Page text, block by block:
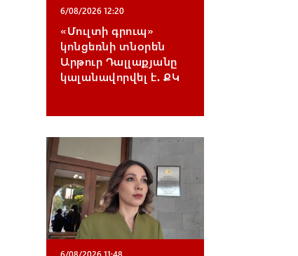
6/08/2026 12:20
«Մուլտի գրուպ»
կոնցեռնի տնօրեն
Արթուր Դալլաքյանը
կալանավորվել է․ ՔԿ